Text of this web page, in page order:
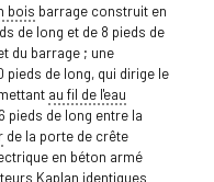
bois barrage construit en
de long et de 8 pieds de
du barrage ; une
pieds de long, qui dirige le
au fil de l'eau
pieds de long entre la
de la porte de crête
en béton armé
Kaplan identiques